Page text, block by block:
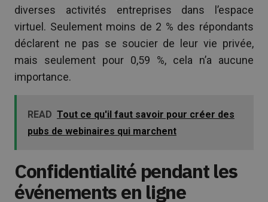
diverses activités entreprises dans l’espace
virtuel. Seulement moins de 2 % des répondants
déclarent ne pas se soucier de leur vie privée,
mais seulement pour 0,59 %, cela n’a aucune
importance.
READ Tout ce qu'il faut savoir pour créer des
pubs de webinaires qui marchent
Confidentialité pendant les
événements en ligne